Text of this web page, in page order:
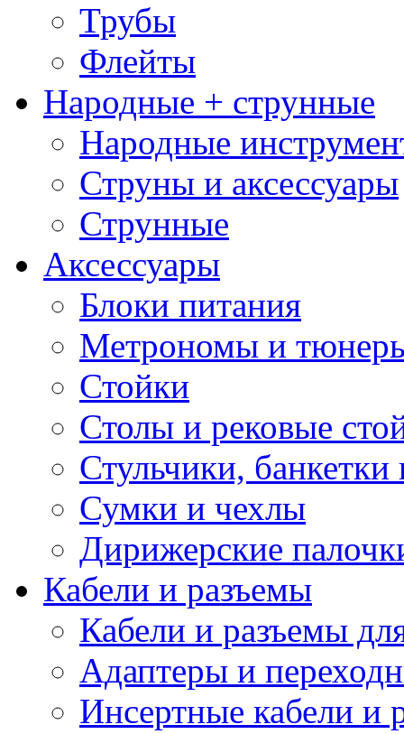
Трубы
Флейты
Народные + струнные
Народные
Струны и аксессуары
Струнные
Аксессуары
Блоки питания
Метрономы и
Стойки
Столы и рековые
Стульчики, банкетки
Сумки и чехлы
Дирижерские
Кабели и разъемы
Кабели и разъемы
Адаптеры и
Инсертные кабели и